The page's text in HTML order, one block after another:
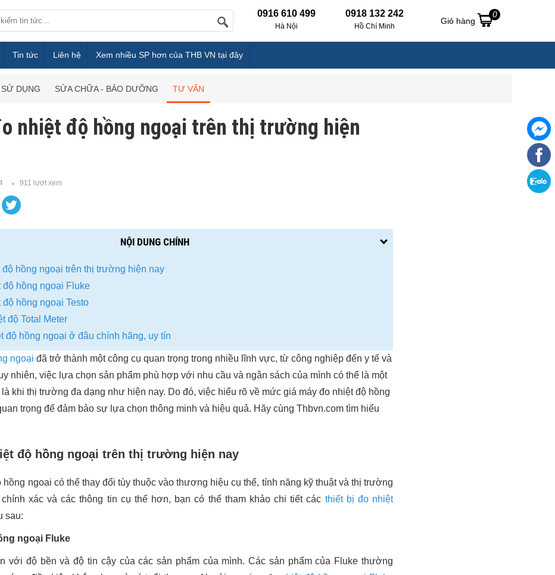
0916 610 499
Hà Nội
0918 132 242
Hồ Chí Minh
Giỏ hàng
0
Tin tức Liên hệ Xem nhiều SP hơn của THB VN tại đây
DỤNG SỬA CHỮA - BẢO DƯỠNG TƯ VẤN
nhiệt độ hồng ngoại trên thị trường hiện
911 lượt xem
NỘI DUNG CHÍNH
độ hồng ngoại trên thị trường hiện nay
độ hồng ngoại Fluke
độ hồng ngoại Testo
độ Total Meter
độ hồng ngoại ở đâu chính hãng, uy tín
ngoại đã trở thành một công cụ quan trọng trong nhiều lĩnh vực, từ công nghiệp đến y tế và
nhiên, việc lựa chọn sản phẩm phù hợp với nhu cầu và ngân sách của mình có thể là một
khi thị trường đa dạng như hiện nay. Do đó, việc hiểu rõ về mức giá máy đo nhiệt độ hồng
trọng để đảm bảo sự lựa chọn thông minh và hiệu quả. Hãy cùng Thbvn.com tìm hiểu
độ hồng ngoại trên thị trường hiện nay
hồng ngoại có thể thay đổi tùy thuộc vào thương hiệu cụ thể, tính năng kỹ thuật và thị trường
xác và các thông tin cụ thể hơn, bạn có thể tham khảo chi tiết các thiết bị đo nhiệt
sau:
ngoại Fluke
với độ bền và độ tin cậy của các sản phẩm của mình. Các sản phẩm của Fluke thường